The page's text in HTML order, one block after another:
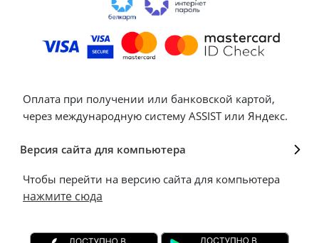
Оплата при получении или банковской картой,
через международную систему ASSIST или Яндекс.
Версия сайта для компьютера
Чтобы перейти на версию сайта для компьютера
нажмите сюда